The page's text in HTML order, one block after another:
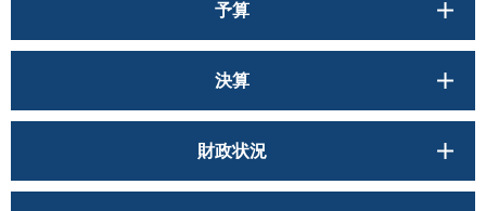
予算
決算
財政状況